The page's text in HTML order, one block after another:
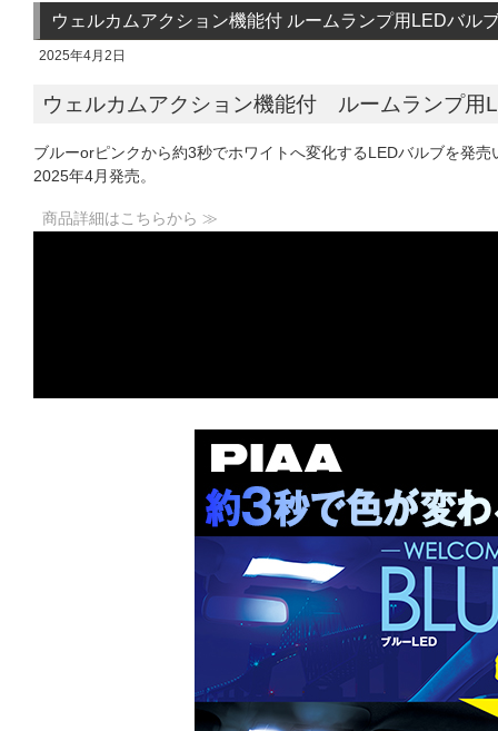
ウェルカムアクション機能付 ルームランプ用LEDバル
2025年4月2日
ウェルカムアクション機能付 ルームランプ用
ブルーorピンクから約3秒でホワイトへ変化するLEDバルブを発売
2025年4月発売。
商品詳細はこちらから ≫